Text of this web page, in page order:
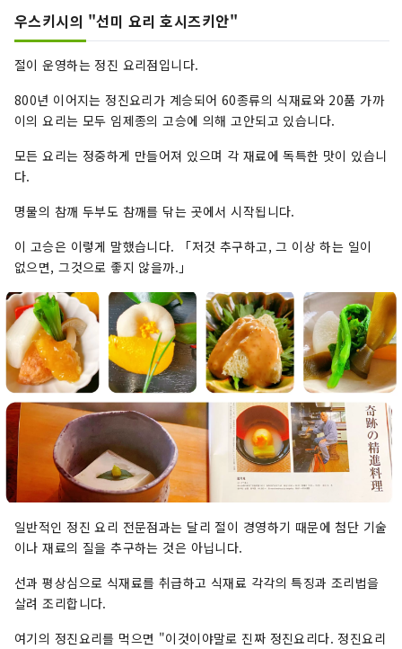
우스키시의 "선미 요리 호시즈키안"
절이 운영하는 정진 요리점입니다.
800년 이어지는 정진요리가 계승되어 60종류의 식재료와 20품 가까
이의 요리는 모두 임제종의 고승에 의해 고안되고 있습니다.
모든 요리는 정중하게 만들어져 있으며 각 재료에 독특한 맛이 있습니
다.
명물의 참깨 두부도 참깨를 닦는 곳에서 시작됩니다.
이 고승은 이렇게 말했습니다. 「저것 추구하고, 그 이상 하는 일이
없으면, 그것으로 좋지 않을까.」
일반적인 정진 요리 전문점과는 달리 절이 경영하기 때문에 첨단 기술
이나 재료의 질을 추구하는 것은 아닙니다.
선과 평상심으로 식재료를 취급하고 식재료 각각의 특징과 조리법을
살려 조리합니다.
여기의 정진요리를 먹으면 "이것이야말로 진짜 정진요리다. 정진요리